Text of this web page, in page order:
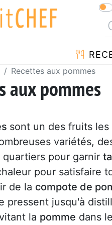
Recettes aux pommes
aux pommes
sont un des fruits
variétés,
pour garnir
pour satisfaire
de la compote de
pressent jusqu'à
la pomme dans